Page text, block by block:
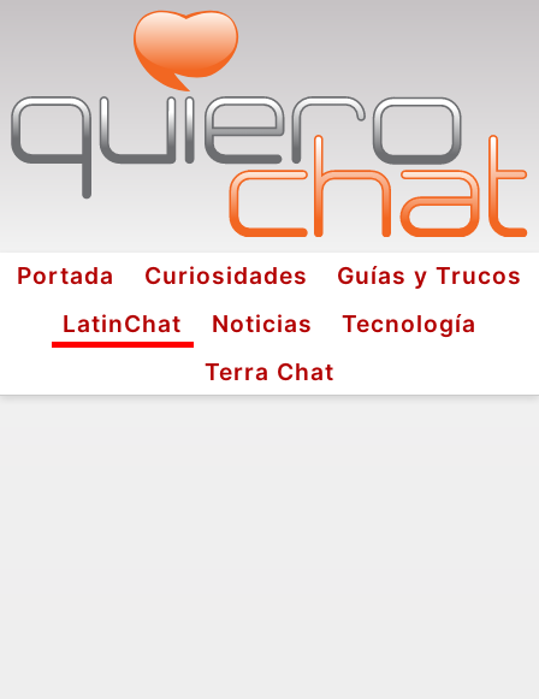
Portada Curiosidades
Guías y Trucos
LatinChat
Noticias
Tecnología
Terra Chat